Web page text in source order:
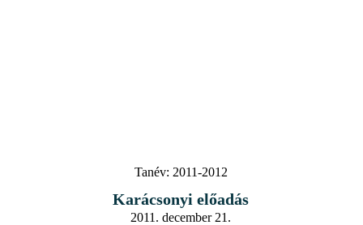
Tanév: 2011-2012
Karácsonyi előadás
2011. december 21.